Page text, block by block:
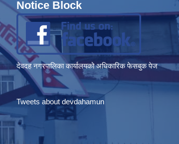
Notice Block
देवदह नगरपालिका कार्यालयको अधिकारिक फेसबुक पेज
Tweets about devdahamun